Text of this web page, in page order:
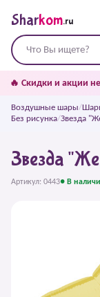
Sharkom.ru
🔥 Скидки и акции
Воздушные шары/
Без рисунка/Звезда
Звезда
Артикул: 0443● В